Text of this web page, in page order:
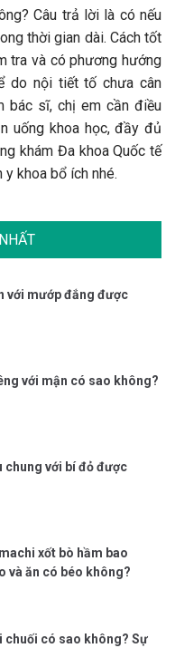
Câu trả lời là có nếu
thời gian dài. Cách tốt
tra và có phương hướng
do nội tiết tố chưa cân
bác sĩ, chị em cần điều
uống khoa học, đầy đủ
khám Đa khoa Quốc tế
khoa bổ ích nhé.
với mướp đắng được
với mận có sao không?
chung với bí đỏ được
xốt bò hầm bao
và ăn có béo không?
chuối có sao không? Sự